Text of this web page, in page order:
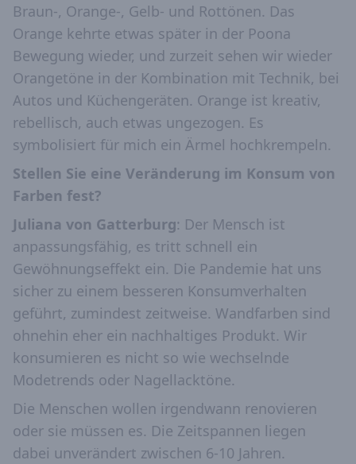
Braun-, Orange-, Gelb- und Rottönen. Das
Orange kehrte etwas später in der Poona
Bewegung wieder, und zurzeit sehen wir wieder
Orangetöne in der Kombination mit Technik, bei
Autos und Küchengeräten. Orange ist kreativ,
rebellisch, auch etwas ungezogen. Es
symbolisiert für mich ein Ärmel hochkrempeln.
Stellen Sie eine Veränderung im Konsum von
Farben fest?
Juliana von Gatterburg: Der Mensch ist
anpassungsfähig, es tritt schnell ein
Gewöhnungseffekt ein. Die Pandemie hat uns
sicher zu einem besseren Konsumverhalten
geführt, zumindest zeitweise. Wandfarben sind
ohnehin eher ein nachhaltiges Produkt. Wir
konsumieren es nicht so wie wechselnde
Modetrends oder Nagellacktöne.
Die Menschen wollen irgendwann renovieren
oder sie müssen es. Die Zeitspannen liegen
dabei unverändert zwischen 6-10 Jahren.